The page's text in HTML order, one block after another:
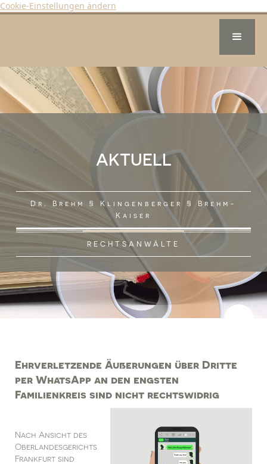
Cookie-Einstellungen ändern
AKTUELL
Dr. Brehm § Klingenberger § Brehm-
Kaiser
RECHTSANWÄLTE
Ehrverletzende Äußerungen über Dritte
per WhatsApp an den engsten
Familienkreis sind nicht rechtswidrig
Nach Ansicht des
Oberlandesgerichts
Frankfurt sind